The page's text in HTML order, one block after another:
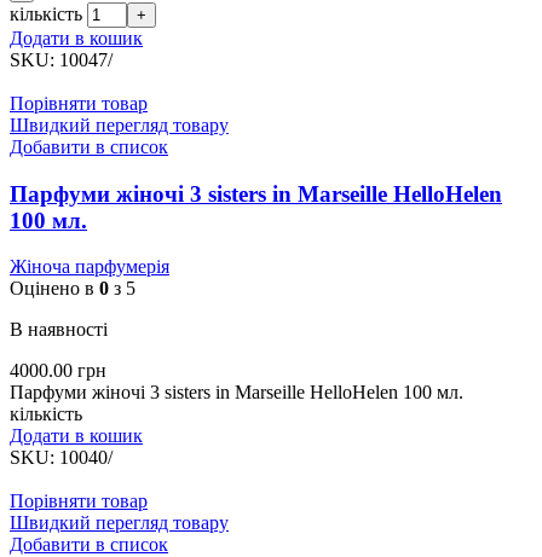
кількість
Додати в кошик
SKU: 10047/
Порівняти товар
Швидкий перегляд товару
Добавити в список
Парфуми жіночі 3 sisters in Marseille HelloHelen
100 мл.
Жіноча парфумерія
Оцінено в 0 з 5
В наявності
4000.00 грн
Парфуми жіночі 3 sisters in Marseille HelloHelen 100 мл.
кількість
Додати в кошик
SKU: 10040/
Порівняти товар
Швидкий перегляд товару
Добавити в список